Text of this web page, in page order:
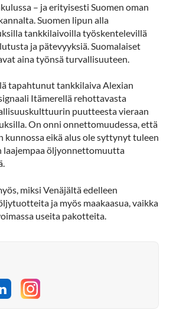
– ja erityisesti Suomen oman
Suomen lipun alla
tankkilaivoilla työskentelevillä
ja pätevyyksiä. Suomalaiset
aina työnsä turvallisuuteen.
tapahtunut tankkilaiva Alexian
Itämerellä rehottavasta
puutteesta vieraan
On onni onnettomuudessa, että
kunnossa eikä alus ole syttynyt tuleen
laajempaa öljyonnettomuutta
miksi Venäjältä edelleen
ja myös maakaasua, vaikka
useita pakotteita.
Jaa LinkedInissä